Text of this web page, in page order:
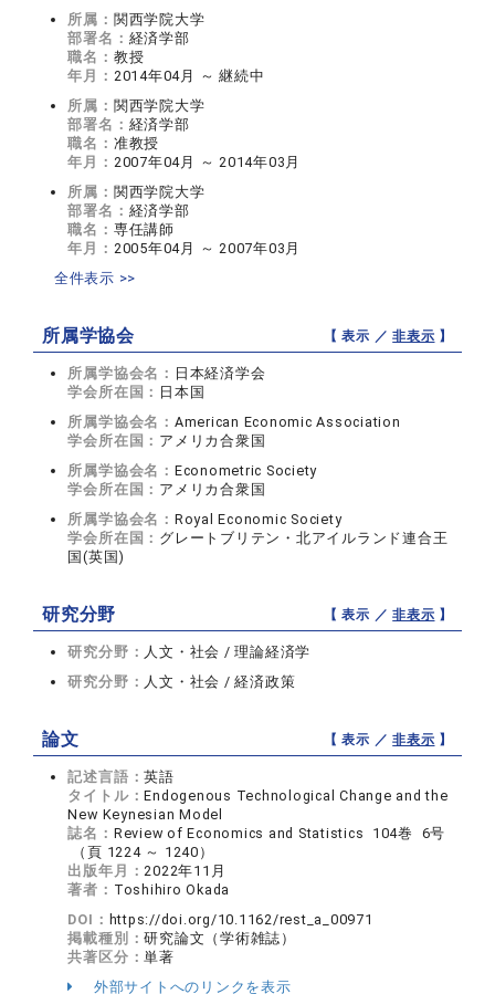
所属： 関西学院大学
部署名： 経済学部
職名： 教授
年月： 2014年04月 ～ 継続中
所属： 関西学院大学
部署名： 経済学部
職名： 准教授
年月： 2007年04月 ～ 2014年03月
所属： 関西学院大学
部署名： 経済学部
職名： 専任講師
年月： 2005年04月 ～ 2007年03月
全件表示 >>
所属学協会 【 表示 ／非表示 】
所属学協会名： 日本経済学会
学会所在国： 日本国
所属学協会名： American Economic Association
学会所在国： アメリカ合衆国
所属学協会名： Econometric Society
学会所在国： アメリカ合衆国
所属学協会名： Royal Economic Society
学会所在国： グレートブリテン・北アイルランド連合王
国(英国)
研究分野 【 表示 ／非表示 】
研究分野： 人文・社会 / 理論経済学
研究分野： 人文・社会 / 経済政策
論文 【 表示 ／非表示 】
記述言語：英語
タイトル：Endogenous Technological Change and the
New Keynesian Model
誌名： Review of Economics and Statistics 104巻 6号
（頁 1224 ～ 1240）
出版年月：2022年11月
著者： Toshihiro Okada
DOI： https://doi.org/10.1162/rest_a_00971
掲載種別：研究論文（学術雑誌）
共著区分：単著
外部サイトへのリンクを表示